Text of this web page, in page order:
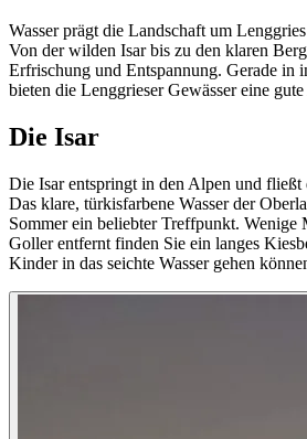
Wasser prägt die Landschaft um
Von der wilden Isar bis zu den klaren
Erfrischung und Entspannung. Gerade in
bieten die Lenggrieser Gewässer eine
Die Isar
Die Isar entspringt in den Alpen und
Das klare, türkisfarbene Wasser der
Sommer ein beliebter Treffpunkt. Wenige
Goller entfernt finden Sie ein langes
Kinder in das seichte Wasser gehen